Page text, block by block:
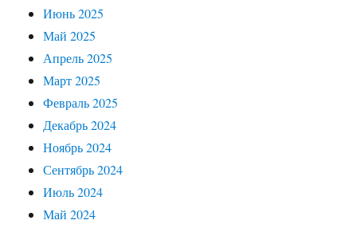
Июнь 2025
Май 2025
Апрель 2025
Март 2025
Февраль 2025
Декабрь 2024
Ноябрь 2024
Сентябрь 2024
Июль 2024
Май 2024